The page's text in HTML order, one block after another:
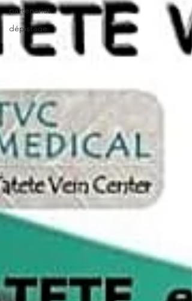
partenariat
dépistage